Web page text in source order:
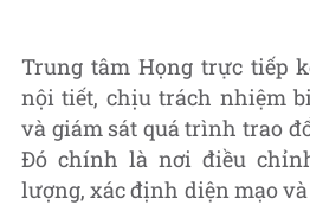
Trung tâm Họng trực tiếp
nội tiết, chịu trách nhiệm
và giám sát quá trình trao
Đó chính là nơi điều
lượng, xác định diện mạo